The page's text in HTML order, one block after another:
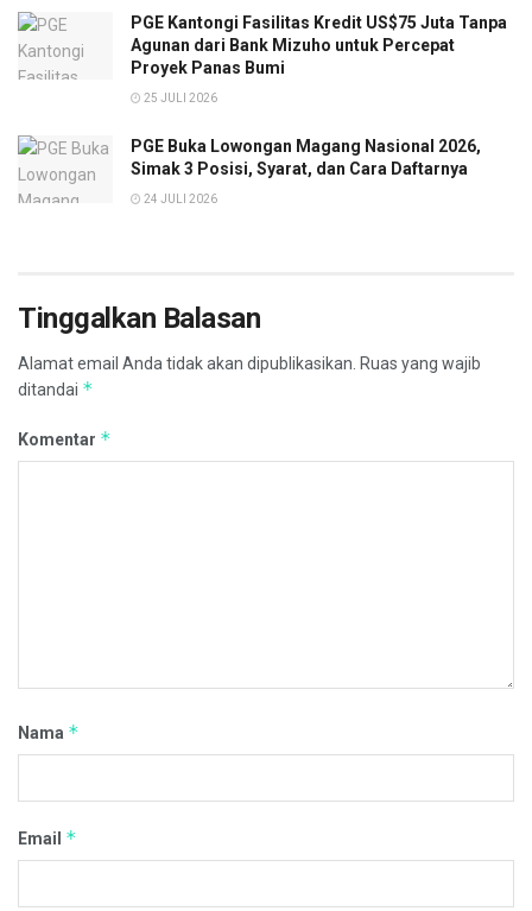
PGE Kantongi Fasilitas Kredit US$75 Juta Tanpa
Agunan dari Bank Mizuho untuk Percepat
Proyek Panas Bumi
25 JULI 2026
PGE Buka Lowongan Magang Nasional 2026,
Simak 3 Posisi, Syarat, dan Cara Daftarnya
24 JULI 2026
Tinggalkan Balasan
Alamat email Anda tidak akan dipublikasikan. Ruas yang wajib
ditandai *
Komentar *
Nama *
Email *